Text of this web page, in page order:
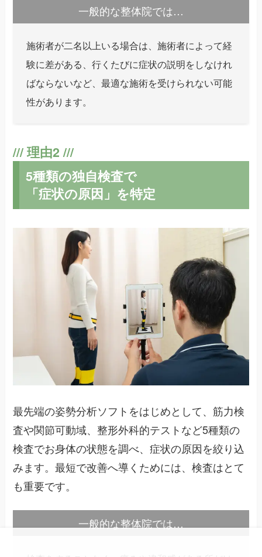
一般的な整体院では…
施術者が二名以上いる場合は、施術者によって経
験に差がある、行くたびに症状の説明をしなけれ
ばならないなど、最適な施術を受けられない可能
性があります。
5種類の独自検査で
「症状の原因」を特定
最先端の姿勢分析ソフトをはじめとして、筋力検
査や関節可動域、整形外科的テストなど5種類の
検査でお身体の状態を調べ、症状の原因を絞り込
みます。最短で改善へ導くためには、検査はとて
も重要です。
一般的な整体院では…